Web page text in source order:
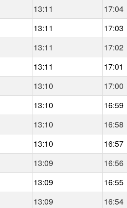
13:11 17:04
13:11 17:03
13:11 17:02
13:11 17:01
13:10 17:00
13:10 16:59
13:10 16:58
13:10 16:57
13:09 16:56
13:09 16:55
13:09 16:54